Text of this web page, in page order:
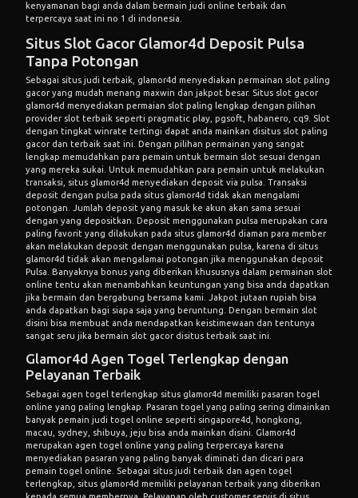
kenyamanan bagi anda dalam bermain judi online terbaik dan
terpercaya saat ini no 1 di indonesia.
Situs Slot Gacor Glamor4d Deposit Pulsa
Tanpa Potongan
Sebagai situs judi terbaik, glamor4d menyediakan permainan slot paling
gacor yang mudah menang maxwin dan jakpot besar. Situs slot gacor
glamor4d menyediakan permaian slot paling lengkap dengan pilihan
provider slot terbaik seperti pragmatic play, pgsoft, habanero, cq9. Slot
dengan tingkat winrate tertingi dapat anda mainkan disitus slot paling
gacor dan terbaik saat ini. Dengan pilihan permainan yang sangat
lengkap memudahkan para pemain untuk bermain slot sesuai dengan
yang mereka sukai. Untuk memudahkan para pemain untuk melakukan
transaksi, situs glamor4d menyediakan deposit via pulsa. Transaksi
deposit dengan pulsa pada situs glamor4d tidak akan mengalami
potongan. Jumlah deposit yang masuk ke akun akan sama sesuai
dengan yang depositkan. Deposit menggunakan pulsa merupakan cara
paling favorit yang dilakukan pada situs glamor4d diaman para member
akan melakukan deposit dengan menggunakan pulsa, karena di situs
glamor4d tidak akan mengalamai potongan jika menggunakan deposit
Pulsa. Banyaknya bonus yang diberikan khususnya dalam permainan slot
online tentu akan menambahkan keuntungan yang bisa anda dapatkan
jika bermain dan bergabung bersama kami. Jakpot jutaan rupiah bisa
anda dapatkan bagi siapa saja yang beruntung. Dengan bermain slot
disini bisa membuat anda mendapatkan keistimewaan dan tentunya
sangat seru jika bermain slot gacor disitus terbaik saat ini.
Glamor4d Agen Togel Terlengkap dengan
Pelayanan Terbaik
Sebagai agen togel terlengkap situs glamor4d memiliki pasaran togel
online yang paling lengkap. Pasaran togel yang paling sering dimainkan
banyak pemain judi togel online seperti singapore4d, hongkong,
macau, sydney, shibuya, jeju bisa anda mainkan disini. Glamor4d
merupakan agen togel online yang paling terpercaya karena
menyediakan pasaran yang paling banyak diminati dan dicari para
pemain togel online. Sebagai situs judi terbaik dan agen togel
terlengkap, situs glamor4d memiliki pelayanan terbaik yang diberikan